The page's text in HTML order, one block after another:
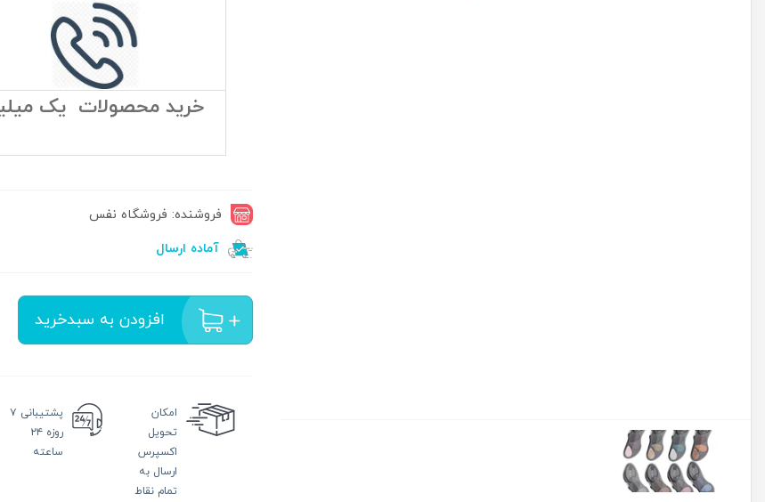
خرید محصولات یک
فروشنده: فروشگاه نفس
آماده ارسال
افزودن به سبدخرید
امکان
تحویل
اکسپرس
ارسال به
تمام نقاط
پشتیبانی ۷
روزه ۲۴
ساعته